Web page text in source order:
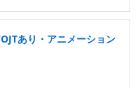
あり・アニメーション